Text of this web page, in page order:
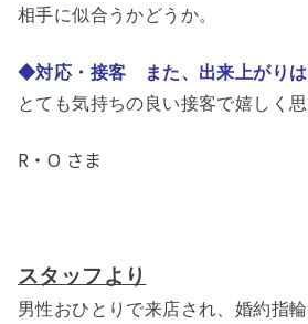
相手に似合うかどうか。
◆対応・接客 また、出来上がりは
とても気持ちの良い接客で嬉しく思
R・O さま
スタッフより
男性おひとりで来店され、婚約指